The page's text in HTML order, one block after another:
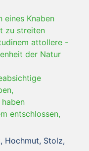
eines Knaben
zu streiten
attollere -
der Natur
entschlossen,
Hochmut, Stolz,